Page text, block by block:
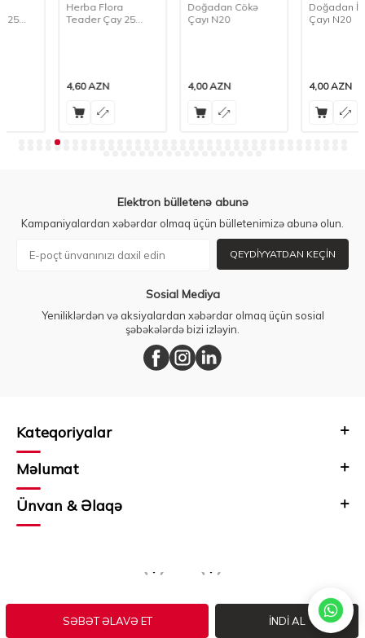
SƏBƏT ƏLAVƏ ET İNDI AL
Herba Flora
Teader Çay 25
Doğadan Cökə
Çayı N20
Doğadan İtburnu
Elektron bülletenə abunə
Kampaniyalardan xəbərdar olmaq üçün bülletenimizə abunə olun.
QEYDIYYATDAN KEÇIN
Sosial Mediya
Yeniliklərdən və aksiyalardan xəbərdar olmaq üçün sosial
şəbəkələrdə bizi izləyin.
Kateqoriyalar
Məlumat
Ünvan & Əlaqə
Prepared by